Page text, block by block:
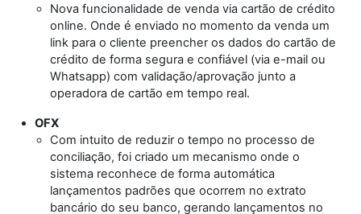
Nova funcionalidade de venda via cartão de crédito
online. Onde é enviado no momento da venda um
link para o cliente preencher os dados do cartão de
crédito de forma segura e confiável (via e-mail ou
Whatsapp) com validação/aprovação junto a
operadora de cartão em tempo real.
OFX
Com intuito de reduzir o tempo no processo de
conciliação, foi criado um mecanismo onde o
sistema reconhece de forma automática
lançamentos padrões que ocorrem no extrato
bancário do seu banco, gerando lançamentos no